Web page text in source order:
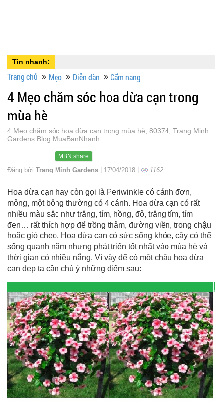
Tin nhanh:
Trang chủ Mẹo Diễn đàn Cẩm nang
4 Mẹo chăm sóc hoa dừa cạn trong
mùa hè
4 Mẹo chăm sóc hoa dừa cạn trong mùa hè, 80374, Trang Minh
Gardens Blog MuaBanNhanh
MBN share
Đăng bởi Trang Minh Gardens | 17/04/2018 | 1162
Hoa dừa cạn hay còn gọi là Periwinkle có cánh đơn,
mỏng, một bông thường có 4 cánh. Hoa dừa cạn có rất
nhiều màu sắc như trắng, tím, hồng, đỏ, trắng tím, tím
đen… rất thích hợp để trồng thảm, đường viền, trong chậu
hoặc giỏ cheo. Hoa dừa cạn có sức sống khỏe, cây có thể
sống quanh năm nhưng phát triển tốt nhất vào mùa hè và
thời gian có nhiều nắng. Vì vậy để có một chậu hoa dừa
cạn đẹp ta cần chú ý những điểm sau: